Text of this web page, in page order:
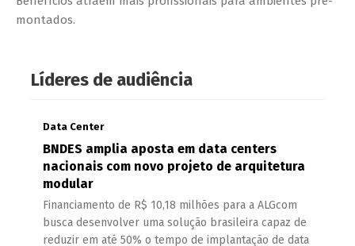
montados.
Líderes de audiência
Data Center
BNDES amplia aposta em data centers
nacionais com novo projeto de arquitetura
modular
Financiamento de R$ 10,18 milhões para a ALGcom
busca desenvolver uma solução brasileira capaz de
reduzir em até 50% o tempo de implantação de data